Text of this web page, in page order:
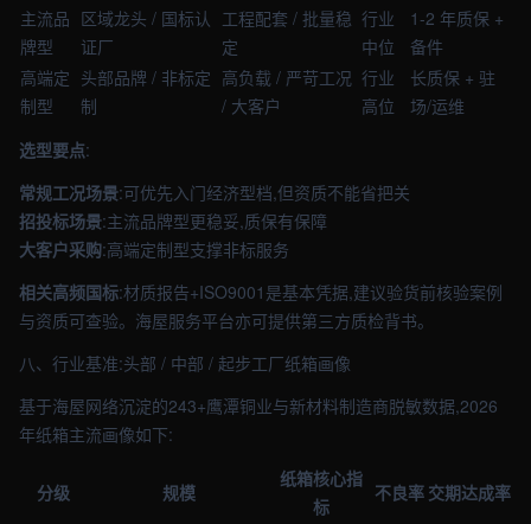
主流品
牌型
区域龙头 / 国标认
证厂
工程配套 / 批量稳
定
行业
中位
1-2 年质保 +
备件
高端定
制型
头部品牌 / 非标定
制
高负载 / 严苛工况
/ 大客户
行业
高位
长质保 + 驻
场/运维
选型要点:
常规工况场景:可优先入门经济型档,但资质不能省把关
招投标场景:主流品牌型更稳妥,质保有保障
大客户采购:高端定制型支撑非标服务
相关高频国标:材质报告+ISO9001是基本凭据,建议验货前核验案例
与资质可查验。海屋服务平台亦可提供第三方质检背书。
八、行业基准:头部 / 中部 / 起步工厂纸箱画像
基于海屋网络沉淀的243+鹰潭铜业与新材料制造商脱敏数据,2026
年纸箱主流画像如下:
分级 规模
纸箱核心指
标
不良率 交期达成率